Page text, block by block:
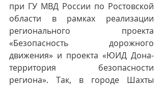
при ГУ МВД России по Ростовской
области в рамках реализации
регионального проекта
«Безопасность дорожного
движения» и проекта «ЮИД Дона-
территория безопасности
региона». Так, в городе Шахты